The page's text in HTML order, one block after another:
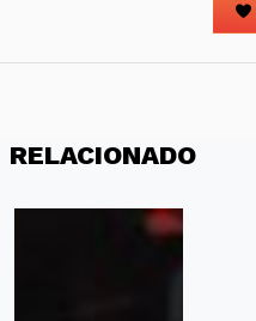
RELACIONADO